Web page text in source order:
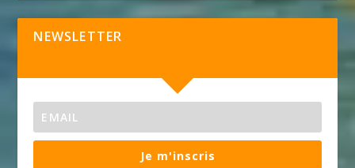
NEWSLETTER
Je m'inscris